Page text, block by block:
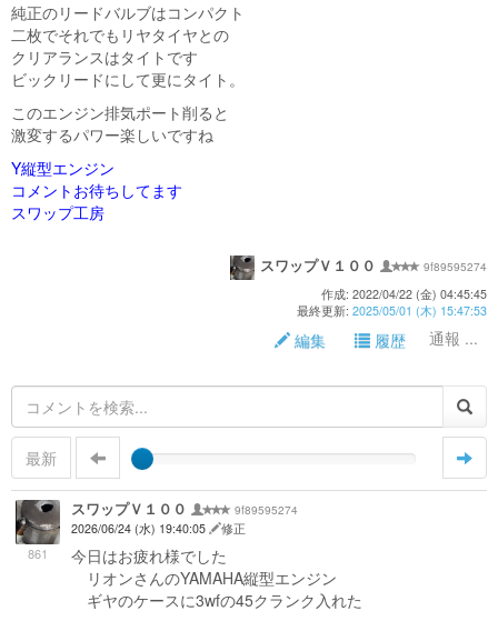
純正のリードバルブはコンパクト
二枚でそれでもリヤタイヤとの
クリアランスはタイトです
ビックリードにして更にタイト。
このエンジン排気ポート削ると
激変するパワー楽しいですね
Y縦型エンジン
コメントお待ちしてます
スワップ工房
スワップＶ１００
9f89595274
作成: 2022/04/22 (金) 04:45:45
最終更新: 2025/05/01 (木) 15:47:53
編集 履歴 通報 ...
最新
861
スワップＶ１００
9f89595274
2026/06/24 (水) 19:40:05
修正
今日はお疲れ様でした
リオンさんのYAMAHA縦型エンジン
ギヤのケースに3wfの45クランク入れた